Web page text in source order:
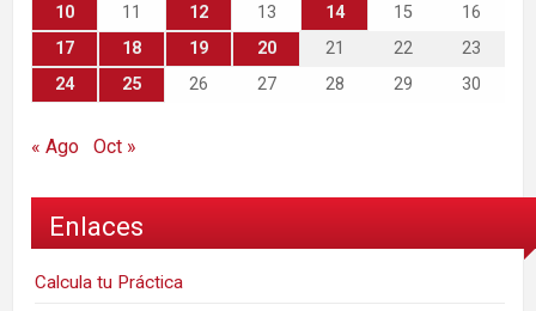
10
11 12 13 14 15
16
17
18 19 20 21 22
23
24
25 26 27 28 29 30
« Ago Oct »
Enlaces
Calcula tu Práctica